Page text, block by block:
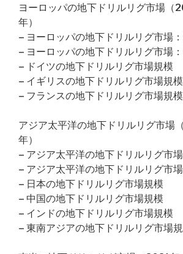
ヨーロッパの地下ドリルリグ市場（
年）
– ヨーロッパの地下ドリルリグ市場
– ヨーロッパの地下ドリルリグ市場
– ドイツの地下ドリルリグ市場規模
– イギリスの地下ドリルリグ市場規模
– フランスの地下ドリルリグ市場規模
アジア太平洋の地下ドリルリグ市場
年）
– アジア太平洋の地下ドリルリグ市
– アジア太平洋の地下ドリルリグ市
– 日本の地下ドリルリグ市場規模
– 中国の地下ドリルリグ市場規模
– インドの地下ドリルリグ市場規模
– 東南アジアの地下ドリルリグ市場